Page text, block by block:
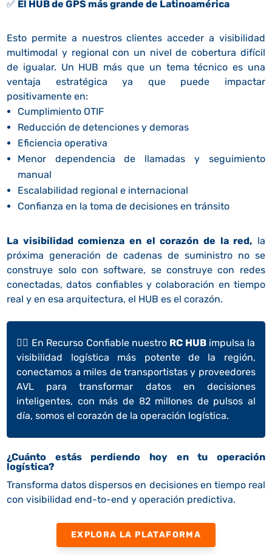
✅ El HUB de GPS más grande de Latinoamérica
Esto permite a nuestros clientes acceder a visibilidad
multimodal y regional con un nivel de cobertura difícil
de igualar. Un HUB más que un tema técnico es una
ventaja estratégica ya que puede impactar
positivamente en:
Cumplimiento OTIF
Reducción de detenciones y demoras
Eficiencia operativa
Menor dependencia de llamadas y seguimiento
manual
Escalabilidad regional e internacional
Confianza en la toma de decisiones en tránsito
La visibilidad comienza en el corazón de la red, la
próxima generación de cadenas de suministro no se
construye solo con software, se construye con redes
conectadas, datos confiables y colaboración en tiempo
real y en esa arquitectura, el HUB es el corazón.
👉🏼 En Recurso Confiable nuestro RC HUBimpulsa la
visibilidad logística más potente de la región,
conectamos a miles de transportistas y proveedores
AVL para transformar datos en decisiones
inteligentes, con más de 82 millones de pulsos al
día, somos el corazón de la operación logística.
¿Cuánto estás perdiendo hoy en tu operación
logística?
Transforma datos dispersos en decisiones en tiempo real
con visibilidad end-to-end y operación predictiva.
EXPLORA LA PLATAFORMA